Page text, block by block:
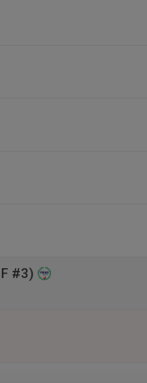
#3)